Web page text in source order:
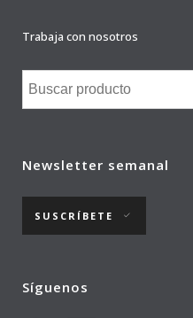
Trabaja con nosotros
Newsletter semanal
SUSCRÍBETE
Síguenos